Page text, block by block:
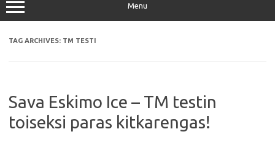
Menu
TAG ARCHIVES: TM TESTI
Sava Eskimo Ice – TM testin
toiseksi paras kitkarengas!